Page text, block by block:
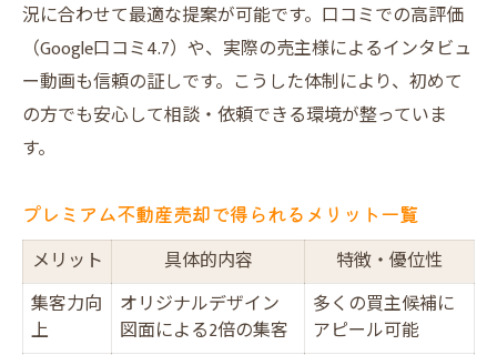
況に合わせて最適な提案が可能です。口コミでの高評価
（Google口コミ4.7）や、実際の売主様によるインタビュ
ー動画も信頼の証しです。こうした体制により、初めて
の方でも安心して相談・依頼できる環境が整っていま
す。
プレミアム不動産売却で得られるメリット一覧
メリット 具体的内容
特徴・優位性
集客力向
上
オリジナルデザイン
図面による2倍の集客
多くの買主候補に
アピール可能